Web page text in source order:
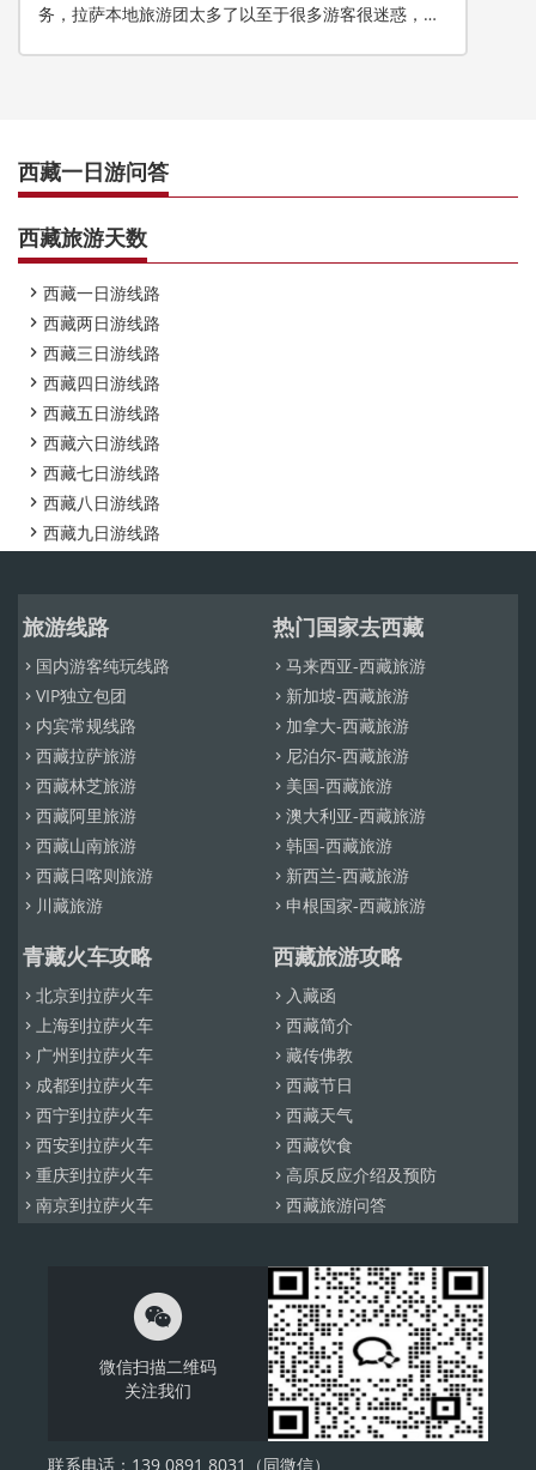
务，拉萨本地旅游团太多了以至于很多游客很迷惑，不
西藏一日游问答
西藏旅游天数
 西藏一日游线路
 西藏两日游线路
 西藏三日游线路
 西藏四日游线路
 西藏五日游线路
 西藏六日游线路
 西藏七日游线路
 西藏八日游线路
 西藏九日游线路
旅游线路
 国内游客纯玩线路
 VIP独立包团
 内宾常规线路
 西藏拉萨旅游
 西藏林芝旅游
 西藏阿里旅游
 西藏山南旅游
 西藏日喀则旅游
 川藏旅游
热门国家去西藏
 马来西亚-西藏旅游
 新加坡-西藏旅游
 加拿大-西藏旅游
 尼泊尔-西藏旅游
 美国-西藏旅游
 澳大利亚-西藏旅游
 韩国-西藏旅游
 新西兰-西藏旅游
 申根国家-西藏旅游
青藏火车攻略
 北京到拉萨火车
 上海到拉萨火车
 广州到拉萨火车
 成都到拉萨火车
 西宁到拉萨火车
 西安到拉萨火车
 重庆到拉萨火车
 南京到拉萨火车
西藏旅游攻略
 入藏函
 西藏简介
 藏传佛教
 西藏节日
 西藏天气
 西藏饮食
 高原反应介绍及预防
 西藏旅游问答

微信扫描二维码
关注我们
联系电话：139 0891 8031（同微信）